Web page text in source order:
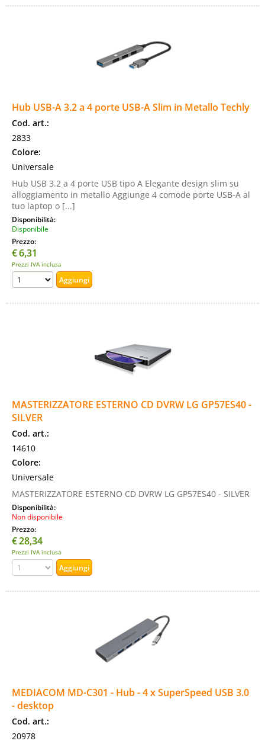
Hub USB-A 3.2 a 4 porte USB-A Slim in Metallo Techly
Cod. art.:
2833
Colore:
Universale
Hub USB 3.2 a 4 porte USB tipo A Elegante design slim su
alloggiamento in metallo Aggiunge 4 comode porte USB-A al
tuo laptop o [...]
Disponibilità:
Disponibile
Prezzo:
€6,31
Prezzi IVA inclusa
MASTERIZZATORE ESTERNO CD DVRW LG GP57ES40 -
SILVER
Cod. art.:
14610
Colore:
Universale
MASTERIZZATORE ESTERNO CD DVRW LG GP57ES40 - SILVER
Disponibilità:
Non disponibile
Prezzo:
€28,34
Prezzi IVA inclusa
MEDIACOM MD-C301 - Hub - 4 x SuperSpeed USB 3.0
- desktop
Cod. art.:
20978